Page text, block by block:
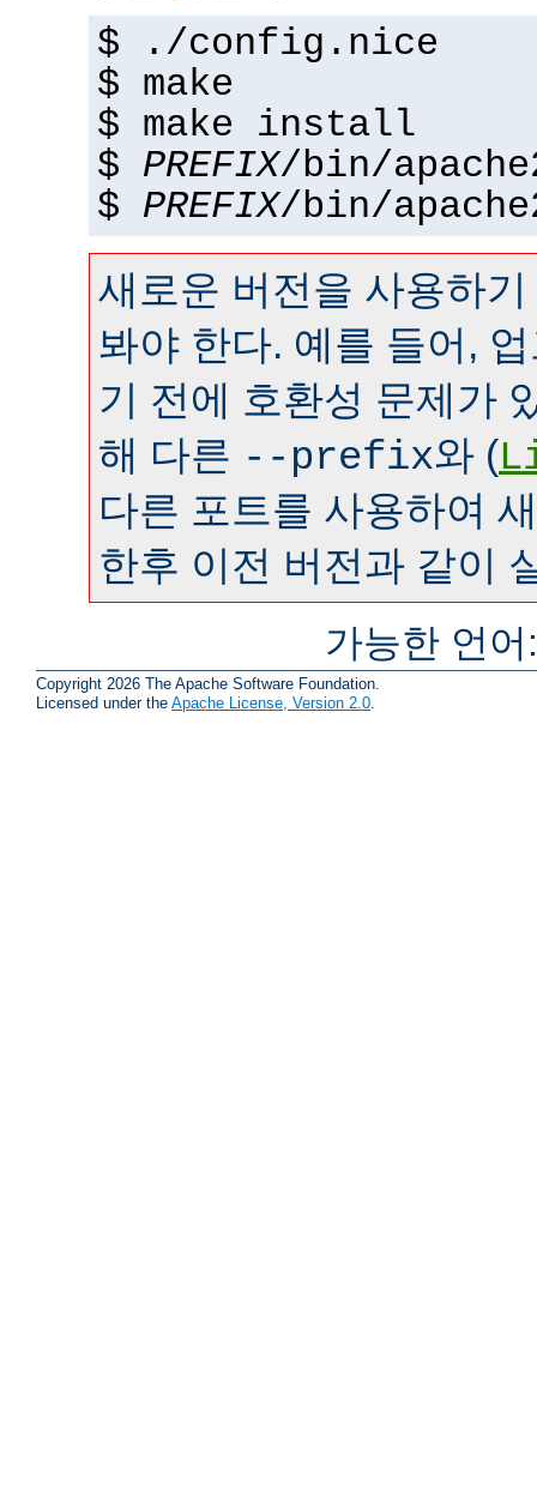
$ ./config.nice
$ make
$ make install
$ PREFIX/bin/
$ PREFIX/bin/
새로운 버전을 사용하
봐야 한다. 예를 들어,
기 전에 호환성 문제가
해 다른 --prefix와 (
다른 포트를 사용하여
한후 이전 버전과 같이
가능한 언
Copyright 2026 The Apache Software Foundation.
Licensed under the Apache License, Version 2.0